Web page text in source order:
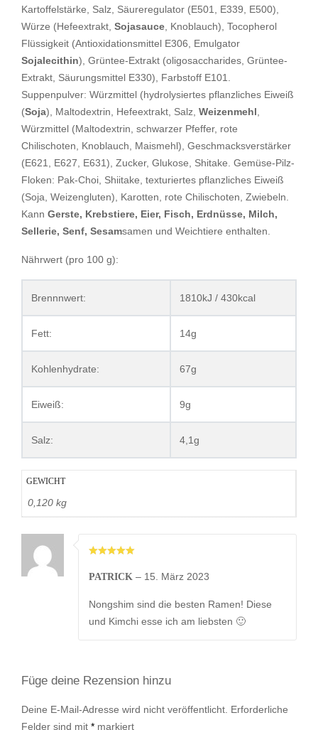
Kartoffelstärke, Salz, Säureregulator (E501, E339, E500),
Würze (Hefeextrakt, Sojasauce , Knoblauch), Tocopherol
Flüssigkeit (Antioxidationsmittel E306, Emulgator
Sojalecithin), Grüntee-Extrakt (oligosaccharides, Grüntee-
Extrakt, Säurungsmittel E330), Farbstoff E101.
Suppenpulver: Würzmittel (hydrolysiertes pflanzliches Eiweiß
(Soja), Maltodextrin, Hefeextrakt, Salz, Weizenmehl
Würzmittel (Maltodextrin, schwarzer Pfeffer, rote
Chilischoten, Knoblauch, Maismehl), Geschmacksverstärker
(E621, E627, E631), Zucker, Glukose, Shitake. Gemüse-Pilz-
Floken: Pak-Choi, Shiitake, texturiertes pflanzliches Eiweiß
(Soja, Weizengluten), Karotten, rote Chilischoten, Zwiebeln.
Kann Gerste, Krebstiere, Eier, Fisch, Erdnüsse, Milch,
Sellerie, Senf, Sesamsamen und Weichtiere enthalten.
Nährwert (pro 100 g):
Brennnwert: 1810kJ / 430kcal
Fett: 14g
Kohlenhydrate: 67g
Eiweiß: 9g
Salz: 4,1g
GEWICHT
0,120 kg
PATRICK – 15. März 2023
Nongshim sind die besten Ramen! Diese
und Kimchi esse ich am liebsten 🙂
Füge deine Rezension hinzu
Deine E-Mail-Adresse wird nicht veröffentlicht. Erforderliche
Felder sind mit * markiert